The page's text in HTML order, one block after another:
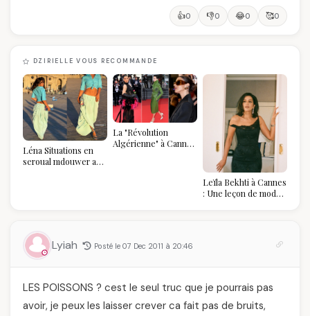
👍0 👎0 😂0 🥰0
DZIRIELLE VOUS RECOMMANDE
Léna Situations en
seroual mdouwer au
La "Révolution
Algérienne" à Cannes
Leïla Bekhti à Cannes
: Une leçon de mode
Lyiah Posté le 07 Dec 2011 à 20:46
LES POISSONS ? cest le seul truc que je pourrais pas
avoir, je peux les laisser crever ca fait pas de bruits,